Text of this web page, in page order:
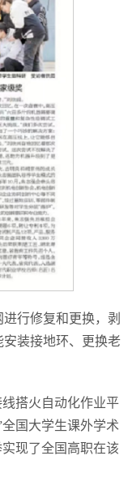
行修复和更换，剥
装接地环、更换老
搭火自动化作业平
国大学生课外学术
现了全国高职在该